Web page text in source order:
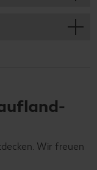
Wir freuen